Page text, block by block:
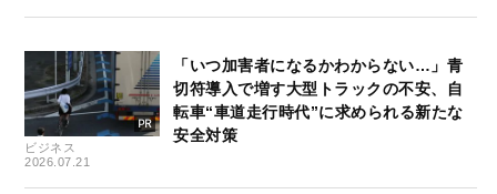
ビジネス
2026.07.21
「いつ加害者になるかわからない…」青
切符導入で増す大型トラックの不安、自
転車“車道走行時代”に求められる新たな
安全対策